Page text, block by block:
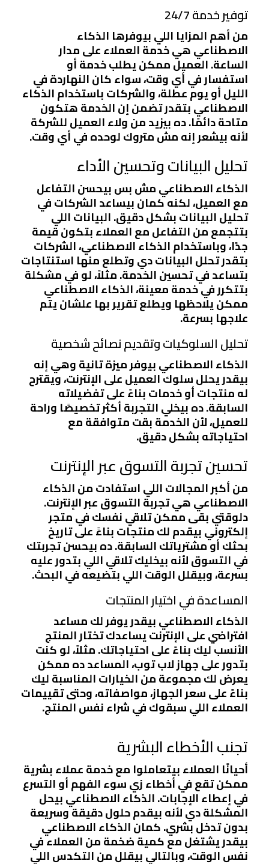
توفير خدمة 24/7
من أهم المزايا اللي بيوفرها الذكاء
الاصطناعي هي خدمة العملاء على مدار
الساعة. العميل ممكن يطلب خدمة أو
استفسار في أي وقت، سواء كان النهاردة في
الليل أو يوم عطلة، والشركات باستخدام الذكاء
الاصطناعي بتقدر تضمن إن الخدمة هتكون
متاحة دائمًا. ده بيزيد من ولاء العميل للشركة
لأنه بيشعر إنه مش متروك لوحده في أي وقت.
تحليل البيانات وتحسين الأداء
الذكاء الاصطناعي مش بس بيحسن التفاعل
مع العميل، لكنه كمان بيساعد الشركات في
تحليل البيانات بشكل دقيق. البيانات اللي
بتتجمع من التفاعل مع العملاء بتكون قيمة
جدًا، وباستخدام الذكاء الاصطناعي، الشركات
بتقدر تحلل البيانات دي وتطلع منها استنتاجات
بتساعد في تحسين الخدمة. مثلاً، لو في مشكلة
بتتكرر في خدمة معينة، الذكاء الاصطناعي
ممكن يلاحظها ويطلع تقرير بها علشان يتم
علاجها بسرعة.
تحليل السلوكيات وتقديم نصائح شخصية
الذكاء الاصطناعي بيوفر ميزة تانية وهي إنه
بيقدر يحلل سلوك العميل على الإنترنت، ويقترح
له منتجات أو خدمات بناءً على تفضيلاته
السابقة. ده بيخلي التجربة أكثر تخصيصًا وراحة
للعميل، لأن الخدمة بقت متوافقة مع
احتياجاته بشكل دقيق.
تحسين تجربة التسوق عبر الإنترنت
من أكبر المجالات اللي استفادت من الذكاء
الاصطناعي هي تجربة التسوق عبر الإنترنت.
دلوقتي بقى ممكن تلاقي نفسك في متجر
إلكتروني بيقدم لك منتجات بناءً على تاريخ
بحثك أو مشترياتك السابقة. ده بيحسن تجربتك
في التسوق لأنه بيخليك تلاقي اللي بتدور عليه
بسرعة، وبيقلل الوقت اللي بتضيعه في البحث.
المساعدة في اختيار المنتجات
الذكاء الاصطناعي بيقدر يوفر لك مساعد
افتراضي على الإنترنت يساعدك تختار المنتج
الأنسب ليك بناءً على احتياجاتك. مثلاً، لو كنت
بتدور على جهاز لاب توب، المساعد ده ممكن
يعرض لك مجموعة من الخيارات المناسبة ليك
بناءً على سعر الجهاز، مواصفاته، وحتى تقييمات
العملاء اللي سبقوك في شراء نفس المنتج.
تجنب الأخطاء البشرية
أحيانًا العملاء بيتعاملوا مع خدمة عملاء بشرية
ممكن تقع في أخطاء زي سوء الفهم أو التسرع
في إعطاء الإجابات. الذكاء الاصطناعي بيحل
المشكلة دي لأنه بيقدم حلول دقيقة وسريعة
بدون تدخل بشري. كمان الذكاء الاصطناعي
بيقدر يشتغل مع كمية ضخمة من العملاء في
نفس الوقت، وبالتالي بيقلل من التكدس اللي